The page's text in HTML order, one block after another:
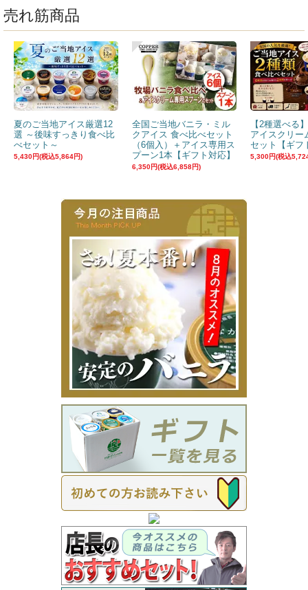
売れ筋商品
夏のご当地アイス厳選12
選 ～後味すっきり食べ比
べセット～
5,430円(税込5,864円)
全国ご当地バニラ・ミル
クアイス 食べ比べセット
（6個入）＋アイス専用ス
プーン1本【ギフト対応】
6,350円(税込6,858円)
【2種選べる
アイスクリー
セット【ギフ
5,300円(税込